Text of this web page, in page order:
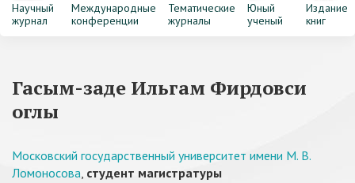
Научный
журнал
Международные
конференции
Тематические
журналы
Юный
ученый
Издание
книг
Гасым-заде Ильгам Фирдовси
оглы
Московский государственный университет имени М. В.
Ломоносова, студент магистратуры